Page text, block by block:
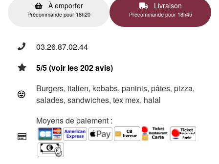
À emporter
Précommande pour 18h20
Livraison
Précommande pour 18h45
03.26.87.02.44
5/5 (voir les 202 avis)
Burgers, italien, kebabs, paninis, pâtes, pizza,
salades, sandwiches, tex mex, halal
Moyens de paiement :